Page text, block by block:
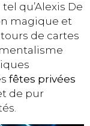
qu’Alexis De
magique et
de cartes
fêtes privées
de pur